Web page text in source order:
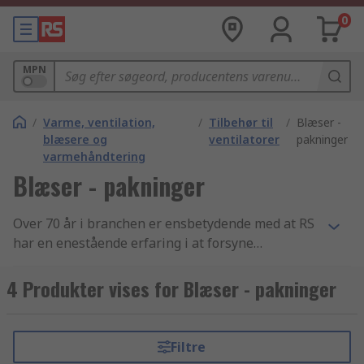
0
MPN
/ Varme, ventilation,
blæsere og
varmehåndtering
/ Tilbehør til
ventilatorer
/ Blæser -
pakninger
Blæser - pakninger
Over 70 år i branchen er ensbetydende med at RS
har en enestående erfaring i at forsyne
pakninger artikler og elektronikkomponenter. Vi
yder support til teknikere i hele verden gennem
reservedele og tilbehør produkter til kunder i
over 160 lande verden over. Vores kunder ved at
4 Produkter vises for Blæser - pakninger
Filtre